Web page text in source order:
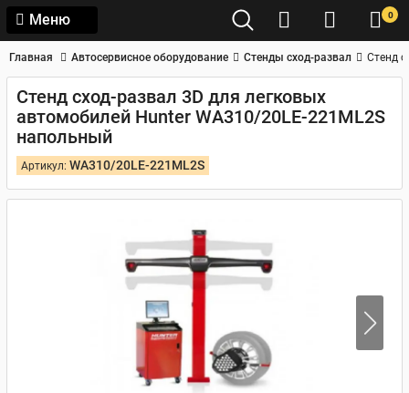
Меню 0
Главная Автосервисное оборудование Стенды сход-развал Стенд
Стенд сход-развал 3D для легковых
автомобилей Hunter WA310/20LE-221ML2S
напольный
Артикул: WA310/20LE-221ML2S